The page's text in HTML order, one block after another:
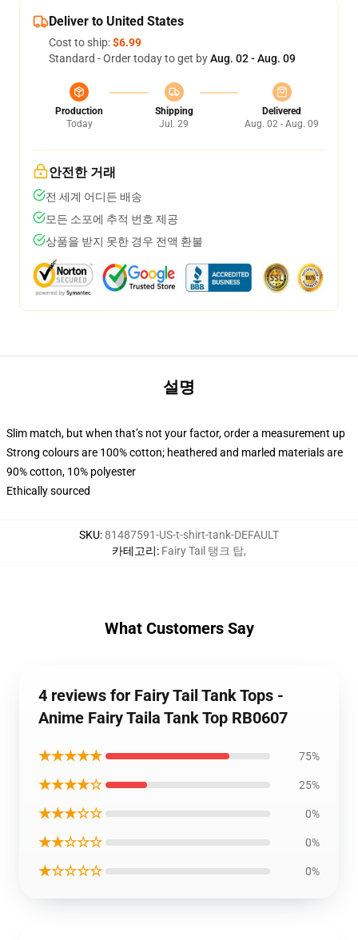
Deliver to United States
Cost to ship:$6.99
Standard - Order today to get byAug. 02 - Aug. 09
Production
Today
Shipping
Jul. 29
Delivered
Aug. 02 - Aug. 09
안전한 거래
전 세계 어디든 배송
모든 소포에 추적 번호 제공
상품을 받지 못한 경우 전액 환불
설명
Slim match, but when that’s not your factor, order a measurement up
Strong colours are 100% cotton; heathered and marled materials are
90% cotton, 10% polyester
Ethically sourced
SKU:81487591-US-t-shirt-tank-DEFAULT
카테고리: Fairy Tail 탱크 탑,
What Customers Say
4 reviews for Fairy Tail Tank Tops -
Anime Fairy Taila Tank Top RB0607
★★★★★ 75%
★★★★☆ 25%
★★★☆☆ 0%
★★☆☆☆ 0%
★☆☆☆☆ 0%